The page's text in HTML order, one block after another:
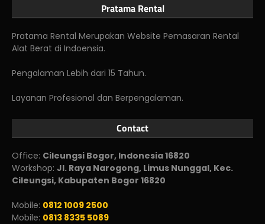
Pratama Rental
Pratama Rental Merupakan Website Pemasaran Rental
Alat Berat di Indoensia.
Pengalaman Lebih dari 15 Tahun.
Layanan Profesional dan Berpengalaman.
Contact
Office: Cileungsi Bogor, Indonesia 16820
Workshop: Jl. Raya Narogong, Limus Nunggal, Kec.
Cileungsi, Kabupaten Bogor 16820
Mobile: 0812 1009 2500
Mobile: 0813 8335 5089